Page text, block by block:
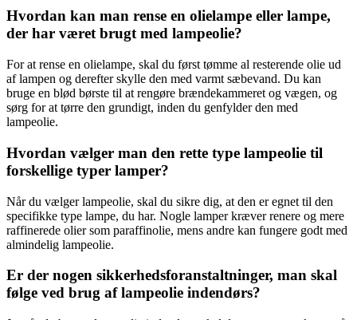
Hvordan kan man rense en olielampe eller lampe,
der har været brugt med lampeolie?
For at rense en olielampe, skal du først tømme al resterende olie ud
af lampen og derefter skylle den med varmt sæbevand. Du kan
bruge en blød børste til at rengøre brændekammeret og vægen, og
sørg for at tørre den grundigt, inden du genfylder den med
lampeolie.
Hvordan vælger man den rette type lampeolie til
forskellige typer lamper?
Når du vælger lampeolie, skal du sikre dig, at den er egnet til den
specifikke type lampe, du har. Nogle lamper kræver renere og mere
raffinerede olier som paraffinolie, mens andre kan fungere godt med
almindelig lampeolie.
Er der nogen sikkerhedsforanstaltninger, man skal
følge ved brug af lampeolie indendørs?